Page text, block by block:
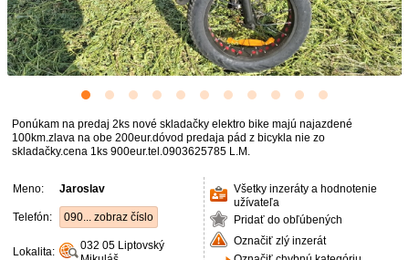
Ponúkam na predaj 2ks nové skladačky elektro bike majú najazdené
100km.zlava na obe 200eur.dóvod predaja pád z bicykla nie zo
skladačky.cena 1ks 900eur.tel.0903625785 L.M.
Meno: Jaroslav
Telefón: 090... zobraz číslo
Lokalita: 032 05 Liptovský
Všetky inzeráty a hodnotenie
užívateľa
Pridať do obľúbených
Označiť zlý inzerát